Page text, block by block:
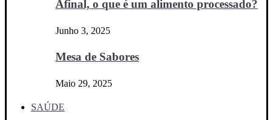
Afinal, o que é um alimento processado?
Junho 3, 2025
Mesa de Sabores
Maio 29, 2025
SAÚDE